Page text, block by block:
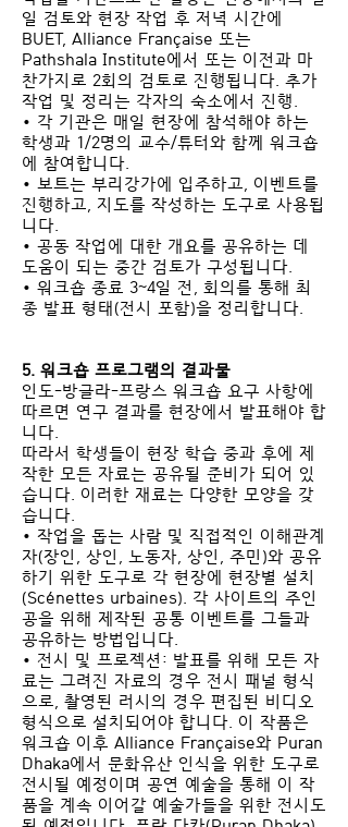
일 검토와 현장 작업 후 저녁 시간에
BUET, Alliance Française 또는
Pathshala Institute에서 또는 이전과 마
찬가지로 2회의 검토로 진행됩니다. 추가
작업 및 정리는 각자의 숙소에서 진행.
• 각 기관은 매일 현장에 참석해야 하는
학생과 1/2명의 교수/튜터와 함께 워크숍
에 참여합니다.
• 보트는 부리강가에 입주하고, 이벤트를
진행하고, 지도를 작성하는 도구로 사용됩
니다.
• 공동 작업에 대한 개요를 공유하는 데
도움이 되는 중간 검토가 구성됩니다.
• 워크숍 종료 3~4일 전, 회의를 통해 최
종 발표 형태(전시 포함)을 정리합니다.
5. 워크숍 프로그램의 결과물
인도-방글라-프랑스 워크숍 요구 사항에
따르면 연구 결과를 현장에서 발표해야 합
니다.
따라서 학생들이 현장 학습 중과 후에 제
작한 모든 자료는 공유될 준비가 되어 있
습니다. 이러한 재료는 다양한 모양을 갖
습니다.
• 작업을 돕는 사람 및 직접적인 이해관계
자(장인, 상인, 노동자, 상인, 주민)와 공유
하기 위한 도구로 각 현장에 현장별 설치
(Scénettes urbaines). 각 사이트의 주인
공을 위해 제작된 공통 이벤트를 그들과
공유하는 방법입니다.
• 전시 및 프로젝션: 발표를 위해 모든 자
료는 그려진 자료의 경우 전시 패널 형식
으로, 촬영된 러시의 경우 편집된 비디오
형식으로 설치되어야 합니다. 이 작품은
워크숍 이후 Alliance Française와 Puran
Dhaka에서 문화유산 인식을 위한 도구로
전시될 예정이며 공연 예술을 통해 이 작
품을 계속 이어갈 예술가들을 위한 전시도